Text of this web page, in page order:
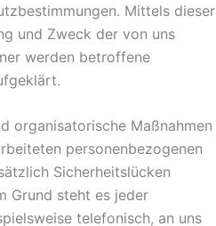
Mittels dieser
und Zweck der von uns
werden betroffene
organisatorische Maßnahmen
personenbezogenen
Sicherheitslücken
Grund steht es jeder
telefonisch, an uns